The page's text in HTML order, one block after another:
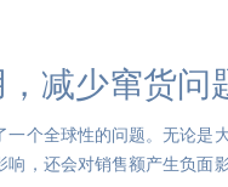
减少窜货问
一个全球性的问题。无论是
，还会对销售额产生负面